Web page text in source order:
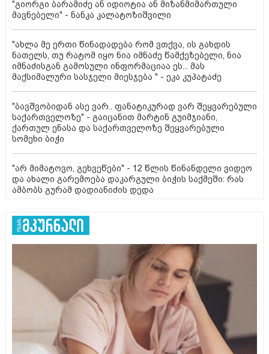
"გიორგი ბარამიძე ან იდიოტია ან მიზანმიმართული
მავნებელი" - ნანკა კალატოზიშვილი
"ახლა მე ერთი წინადადება რომ ვთქვა, ის გახდის
ნათელს, თუ რატომ იყო ნია იმნაძე წამქეზებელი, ნია
იმნაძისგან გამოსული ინფორმაციაა ეს... მას
მაქსიმალური სასჯელი მიესჯება " - ეკა კუპატაძე
"ბავშვობიდან ასე ვარ.. ფანატიკურად ვარ შეყვარებული
საქართველოზე" - გაიცანით მარტინ გუიმჯიანი,
ქართულ ენასა და საქართველოზე შეყვარებული
სომეხი ბიჭი
"არ მიმატოვო, გეხვეწები" - 12 წლის წინანდელი ვიდეო
და ახალი გარემოება დაკარგული ბიჭის საქმეში: რას
ამბობს გურამ დადიანიძის დედა